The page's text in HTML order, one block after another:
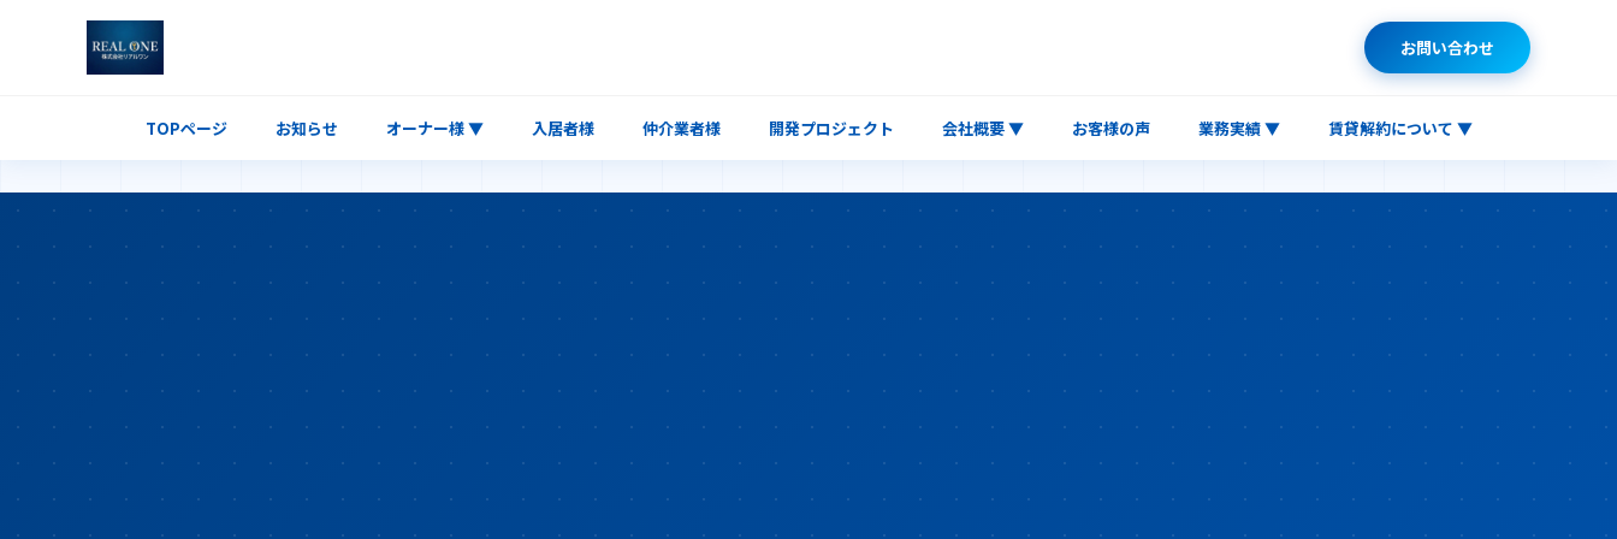
お問い合わせ
TOPページ お知らせ オーナー様 ▼ 入居者様 仲介業者様 開発プロジェクト 会社概要 ▼ お客様の声 業務実績 ▼ 賃貸解約について ▼